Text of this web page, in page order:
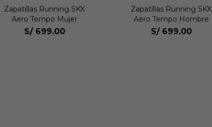
Zapatillas Running SKX
Aero Tempo Mujer
S/ 699.00
Zapatillas Running SKX
Aero Tempo Hombre
S/ 699.00